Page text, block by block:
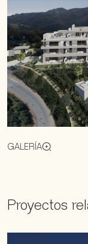
GALERÍA
Proyectos